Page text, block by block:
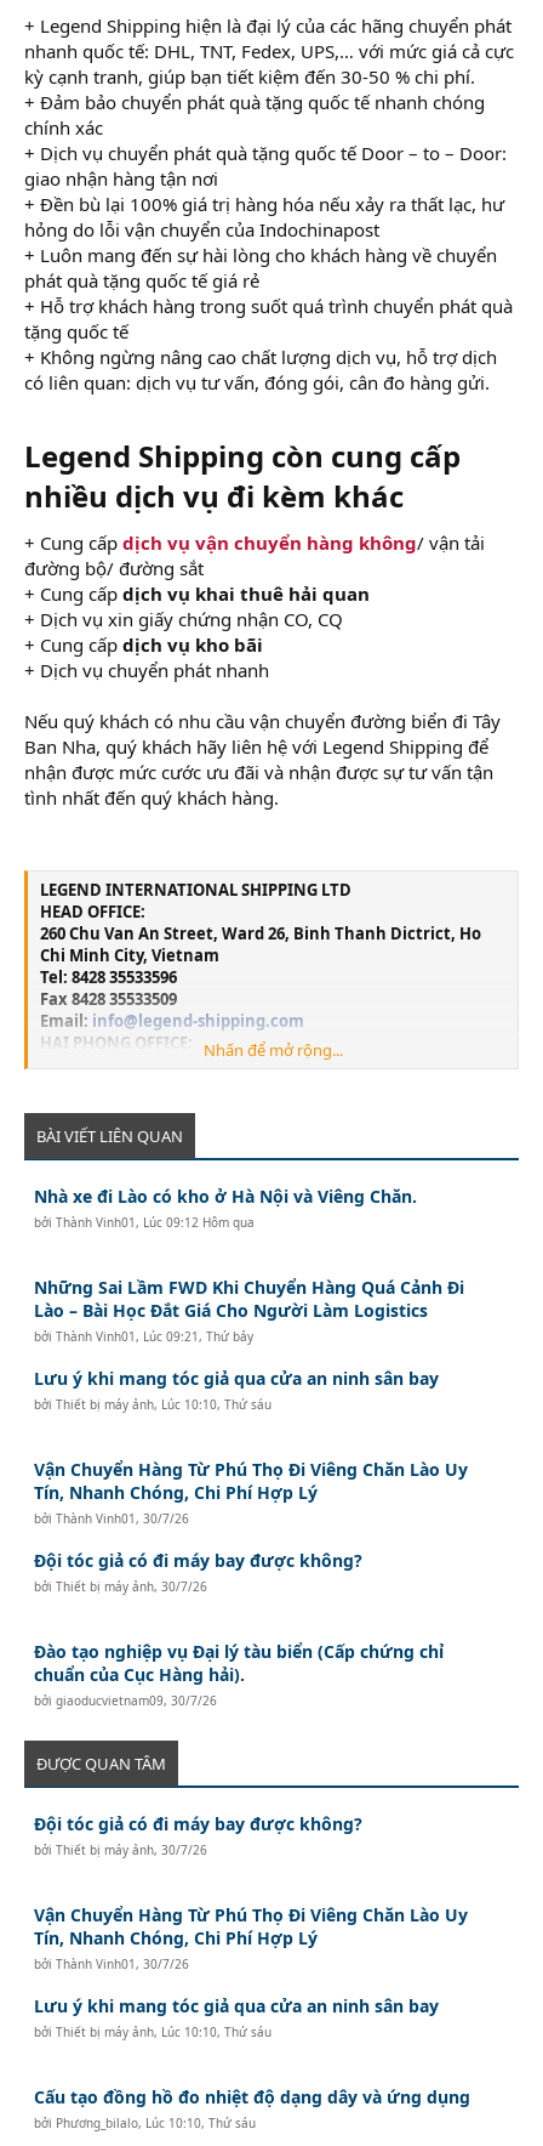
+ Legend Shipping hiện là đại lý của các hãng chuyển phát
nhanh quốc tế: DHL, TNT, Fedex, UPS,… với mức giá cả cực
kỳ cạnh tranh, giúp bạn tiết kiệm đến 30-50 % chi phí.
+ Đảm bảo chuyển phát quà tặng quốc tế nhanh chóng
chính xác
+ Dịch vụ chuyển phát quà tặng quốc tế Door – to – Door:
giao nhận hàng tận nơi
+ Đền bù lại 100% giá trị hàng hóa nếu xảy ra thất lạc, hư
hỏng do lỗi vận chuyển của Indochinapost
+ Luôn mang đến sự hài lòng cho khách hàng về chuyển
phát quà tặng quốc tế giá rẻ
+ Hỗ trợ khách hàng trong suốt quá trình chuyển phát quà
tặng quốc tế
+ Không ngừng nâng cao chất lượng dịch vụ, hỗ trợ dịch
có liên quan: dịch vụ tư vấn, đóng gói, cân đo hàng gửi.
Legend Shipping còn cung cấp
nhiều dịch vụ đi kèm khác
+ Cung cấp dịch vụ vận chuyển hàng không/ vận tải
đường bộ/ đường sắt
+ Cung cấp dịch vụ khai thuê hải quan
+ Dịch vụ xin giấy chứng nhận CO, CQ
+ Cung cấp dịch vụ kho bãi
+ Dịch vụ chuyển phát nhanh
Nếu quý khách có nhu cầu vận chuyển đường biển đi Tây
Ban Nha, quý khách hãy liên hệ với Legend Shipping để
nhận được mức cước ưu đãi và nhận được sự tư vấn tận
tình nhất đến quý khách hàng.
LEGEND INTERNATIONAL SHIPPING LTD
HEAD OFFICE:
260 Chu Van An Street, Ward 26, Binh Thanh Dictrict, Ho
Chi Minh City, Vietnam
Tel: 8428 35533596
Fax 8428 35533509
Email: info@legend-shipping.com
HAI PHONG OFFICE:
No.3 Le Thanh Tong Street, May To Ward, Ngo Quyen
Tel: 84225 3999679
Fax: 84225 3999569
Lghp@legend-shipping.com
Nhấn để mở rộng...
BÀI VIẾT LIÊN QUAN
Nhà xe đi Lào có kho ở Hà Nội và Viêng Chăn.
bởiThành Vinh01 , Lúc 09:12 Hôm qua
Những Sai Lầm FWD Khi Chuyển Hàng Quá Cảnh Đi
Lào – Bài Học Đắt Giá Cho Người Làm Logistics
bởiThành Vinh01 , Lúc 09:21, Thứ bảy
Lưu ý khi mang tóc giả qua cửa an ninh sân bay
bởiThiết bị máy ảnh, Lúc 10:10, Thứ sáu
Vận Chuyển Hàng Từ Phú Thọ Đi Viêng Chăn Lào Uy
Tín, Nhanh Chóng, Chi Phí Hợp Lý
bởiThành Vinh01 ,30/7/26
Đội tóc giả có đi máy bay được không?
bởiThiết bị máy ảnh,30/7/26
Đào tạo nghiệp vụ Đại lý tàu biển (Cấp chứng chỉ
chuẩn của Cục Hàng hải).
bởigiaoducvietnam09,30/7/26
ĐƯỢC QUAN TÂM
Đội tóc giả có đi máy bay được không?
bởiThiết bị máy ảnh,30/7/26
Vận Chuyển Hàng Từ Phú Thọ Đi Viêng Chăn Lào Uy
Tín, Nhanh Chóng, Chi Phí Hợp Lý
bởiThành Vinh01 ,30/7/26
Lưu ý khi mang tóc giả qua cửa an ninh sân bay
bởiThiết bị máy ảnh, Lúc 10:10, Thứ sáu
Cấu tạo đồng hồ đo nhiệt độ dạng dây và ứng dụng
bởi Phương_bilalo, Lúc 10:10, Thứ sáu